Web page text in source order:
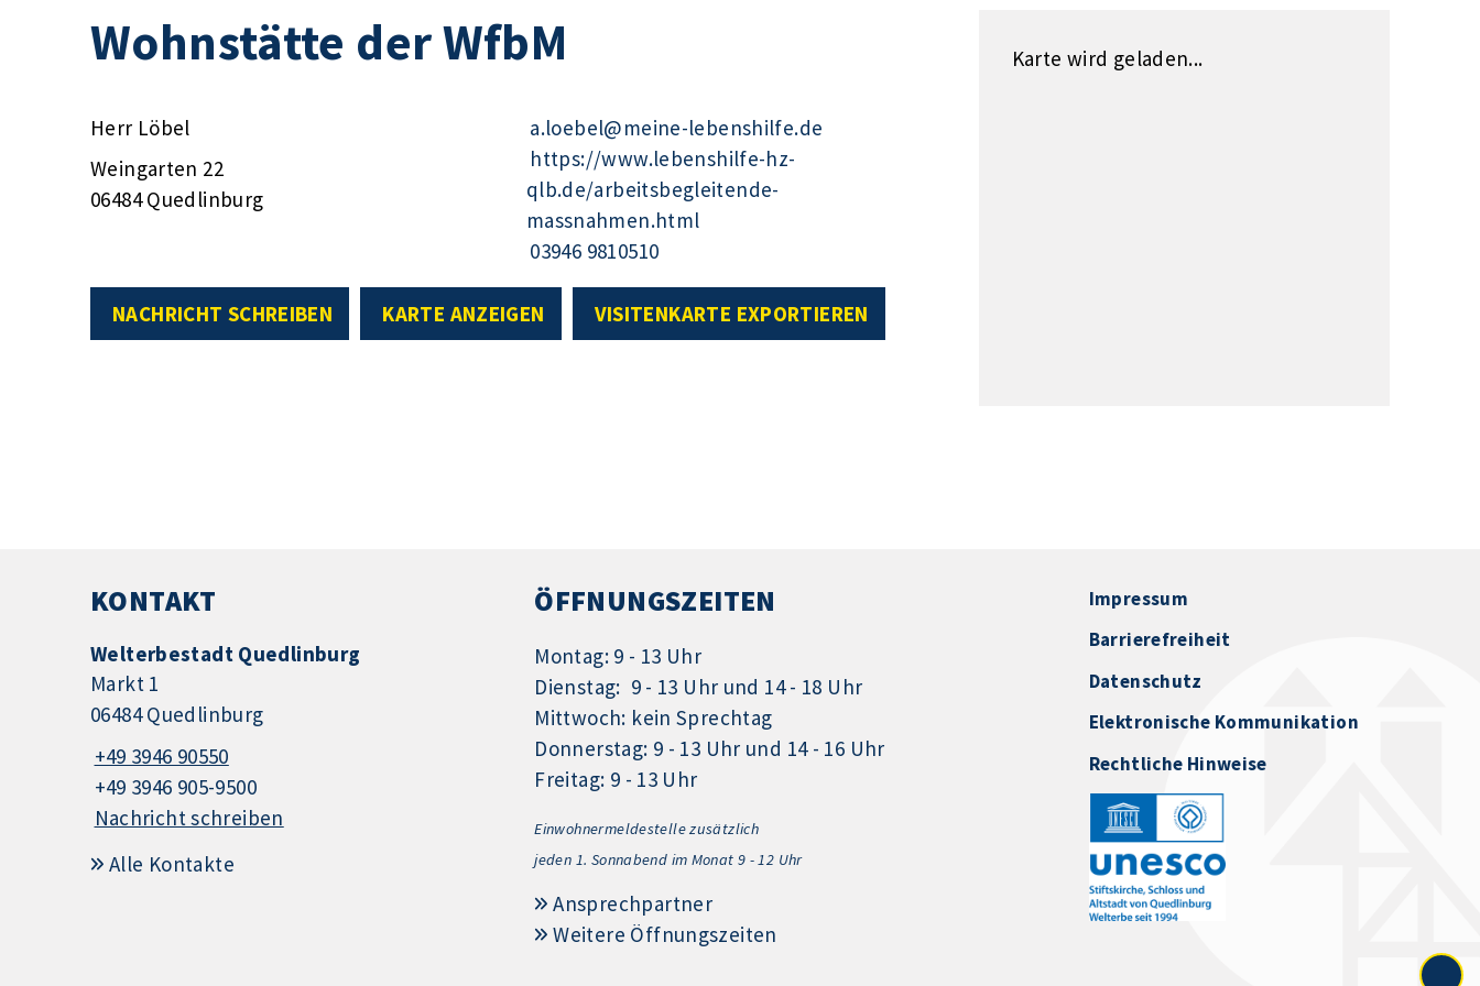
Wohnstätte der WfbM
Herr Löbel
Weingarten 22
06484 Quedlinburg
a.loebel@meine-lebenshilfe.de
https://www.lebenshilfe-hz-
qlb.de/arbeitsbegleitende-
massnahmen.html
03946 9810510
NACHRICHT SCHREIBEN KARTE ANZEIGEN VISITENKARTE EXPORTIEREN
Karte wird geladen...
KONTAKT
Welterbestadt Quedlinburg
Markt 1
06484 Quedlinburg
+49 3946 90550
+49 3946 905-9500
Nachricht schreiben
Alle Kontakte
ÖFFNUNGSZEITEN
Montag: 9 - 13 Uhr
Dienstag: 9 - 13 Uhr und 14 - 18 Uhr
Mittwoch: kein Sprechtag
Donnerstag: 9 - 13 Uhr und 14 - 16 Uhr
Freitag: 9 - 13 Uhr
Einwohnermeldestelle zusätzlich
jeden 1. Sonnabend im Monat 9 - 12 Uhr
Ansprechpartner
Weitere Öffnungszeiten
Impressum
Barrierefreiheit
Datenschutz
Elektronische Kommunikation
Rechtliche Hinweise